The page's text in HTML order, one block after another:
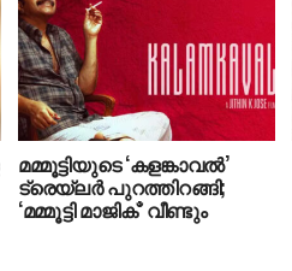
മമ്മൂട്ടിയുടെ ‘കളങ്കാവല്‍’
ട്രെയ്‌ലര്‍ പുറത്തിറങ്ങി;
‘മമ്മൂട്ടി മാജിക്’ വീണ്ടും